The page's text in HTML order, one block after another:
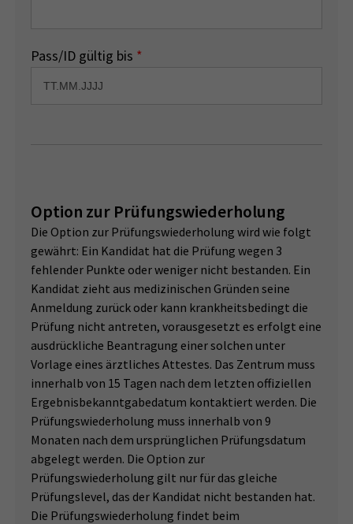
Pass/ID gültig bis *
Option zur Prüfungswiederholung
Die Option zur Prüfungswiederholung wird wie folgt
gewährt: Ein Kandidat hat die Prüfung wegen 3
fehlender Punkte oder weniger nicht bestanden. Ein
Kandidat zieht aus medizinischen Gründen seine
Anmeldung zurück oder kann krankheitsbedingt die
Prüfung nicht antreten, vorausgesetzt es erfolgt eine
ausdrückliche Beantragung einer solchen unter
Vorlage eines ärztliches Attestes. Das Zentrum muss
innerhalb von 15 Tagen nach dem letzten offiziellen
Ergebnisbekanntgabedatum kontaktiert werden. Die
Prüfungswiederholung muss innerhalb von 9
Monaten nach dem ursprünglichen Prüfungsdatum
abgelegt werden. Die Option zur
Prüfungswiederholung gilt nur für das gleiche
Prüfungslevel, das der Kandidat nicht bestanden hat.
Die Prüfungswiederholung findet beim